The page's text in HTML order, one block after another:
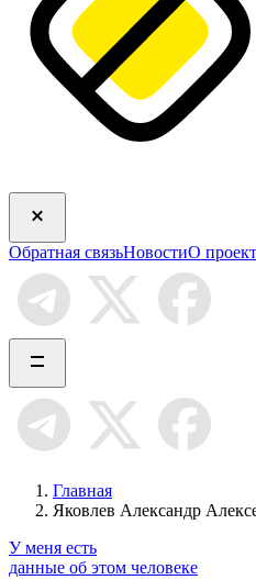
Обратная связьНовостиО
Главная
Яковлев Александр
У меня есть
данные об этом человеке